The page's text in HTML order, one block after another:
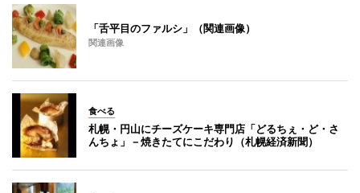
「舌平目のファルシ」（関連画像）
関連画像
食べる
札幌・円山にチーズケーキ専門店「どるちぇ・ど・さ
んちょ」－焼きたてにこだわり（札幌経済新聞）